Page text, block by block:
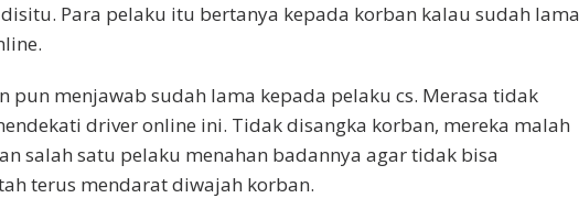
Para pelaku itu bertanya kepada korban kalau sudah lama
pun menjawab sudah lama kepada pelaku cs. Merasa tidak
driver online ini. Tidak disangka korban, mereka malah
salah satu pelaku menahan badannya agar tidak bisa
terus mendarat diwajah korban.